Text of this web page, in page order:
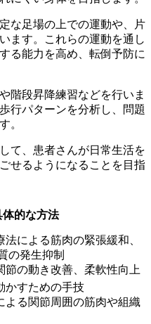
な足場の上での運動や、片
ます。これらの運動を通し
る能力を高め、転倒予防に
階段昇降練習などを行いま
行パターンを分析し、問題
。
て、患者さんが日常生活を
せるようになることを目指
体的な方法
による筋肉の緊張緩和、
の発生抑制
節の動き改善、柔軟性向上
かすための手技
よる関節周囲の筋肉や組織